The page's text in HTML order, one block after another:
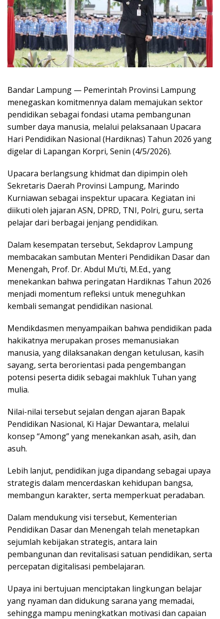
Bandar Lampung — Pemerintah Provinsi Lampung
menegaskan komitmennya dalam memajukan sektor
pendidikan sebagai fondasi utama pembangunan
sumber daya manusia, melalui pelaksanaan Upacara
Hari Pendidikan Nasional (Hardiknas) Tahun 2026 yang
digelar di Lapangan Korpri, Senin (4/5/2026).
Upacara berlangsung khidmat dan dipimpin oleh
Sekretaris Daerah Provinsi Lampung, Marindo
Kurniawan sebagai inspektur upacara. Kegiatan ini
diikuti oleh jajaran ASN, DPRD, TNI, Polri, guru, serta
pelajar dari berbagai jenjang pendidikan.
Dalam kesempatan tersebut, Sekdaprov Lampung
membacakan sambutan Menteri Pendidikan Dasar dan
Menengah, Prof. Dr. Abdul Mu’ti, M.Ed., yang
menekankan bahwa peringatan Hardiknas Tahun 2026
menjadi momentum refleksi untuk meneguhkan
kembali semangat pendidikan nasional.
Mendikdasmen menyampaikan bahwa pendidikan pada
hakikatnya merupakan proses memanusiakan
manusia, yang dilaksanakan dengan ketulusan, kasih
sayang, serta berorientasi pada pengembangan
potensi peserta didik sebagai makhluk Tuhan yang
mulia.
Nilai-nilai tersebut sejalan dengan ajaran Bapak
Pendidikan Nasional, Ki Hajar Dewantara, melalui
konsep “Among” yang menekankan asah, asih, dan
asuh.
Lebih lanjut, pendidikan juga dipandang sebagai upaya
strategis dalam mencerdaskan kehidupan bangsa,
membangun karakter, serta memperkuat peradaban.
Dalam mendukung visi tersebut, Kementerian
Pendidikan Dasar dan Menengah telah menetapkan
sejumlah kebijakan strategis, antara lain
pembangunan dan revitalisasi satuan pendidikan, serta
percepatan digitalisasi pembelajaran.
Upaya ini bertujuan menciptakan lingkungan belajar
yang nyaman dan didukung sarana yang memadai,
sehingga mampu meningkatkan motivasi dan capaian